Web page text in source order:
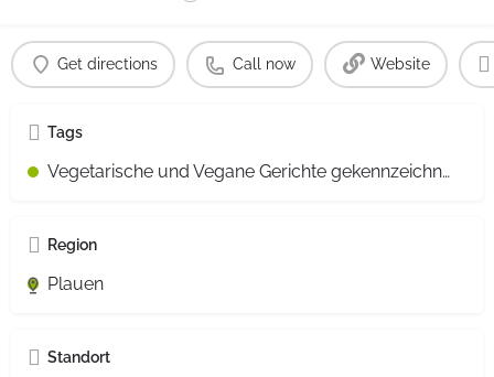
Get directions Call now Website
Tags
Vegetarische und Vegane Gerichte gekennzeichnet
Region
Plauen
Standort